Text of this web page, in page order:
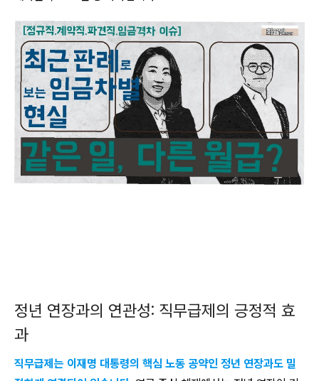
정년 연장과의 연관성: 직무급제의 긍정적 효
과
직무급제는 이재명 대통령의 핵심 노동 공약인 정년 연장과도 밀